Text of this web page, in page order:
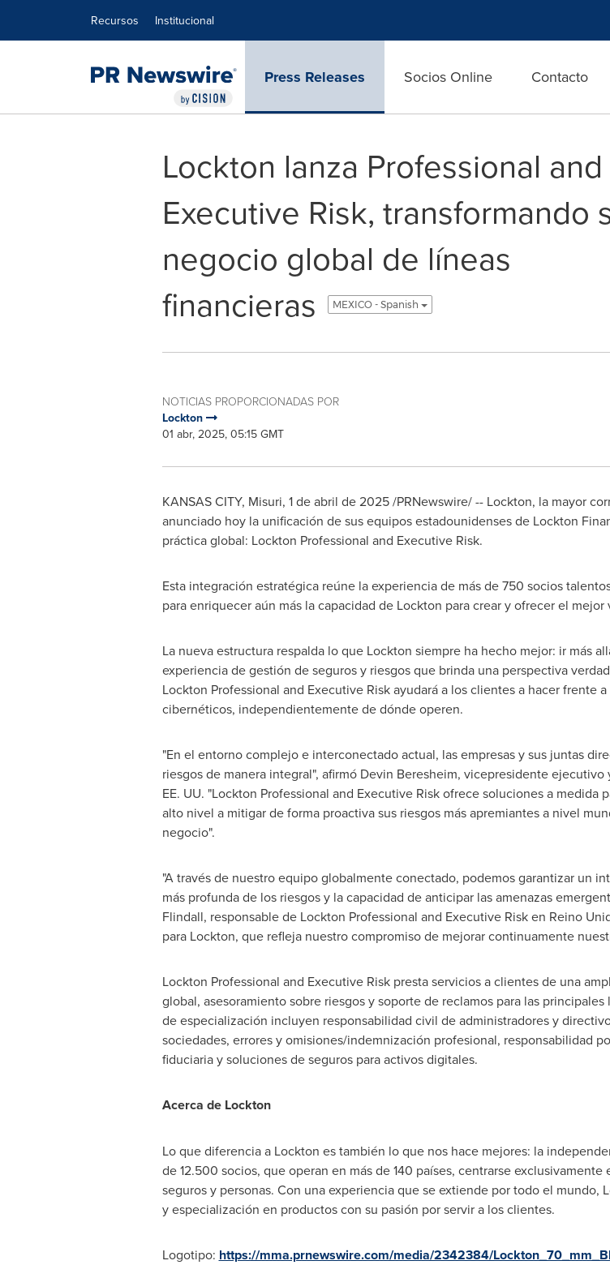
Recursos Institucional
Press Releases Socios Online Contacto
Lockton lanza Professional and
Executive Risk, transformando
negocio global de líneas
financieras
MEXICO - Spanish
NOTICIAS PROPORCIONADAS POR
Lockton
01 abr, 2025, 05:15 GMT
KANSAS CITY, Misuri, 1 de abril de 2025/PRNewswire/ -- Lockton, la mayor
anunciado hoy la unificación de sus equipos estadounidenses de Lockton
práctica global: Lockton Professional and Executive Risk.
Esta integración estratégica reúne la experiencia de más de 750 socios
para enriquecer aún más la capacidad de Lockton para crear y ofrecer el
La nueva estructura respalda lo que Lockton siempre ha hecho mejor: ir más
experiencia de gestión de seguros y riesgos que brinda una perspectiva
Lockton Professional and Executive Risk ayudará a los clientes a hacer frente
cibernéticos, independientemente de dónde operen.
"En el entorno complejo e interconectado actual, las empresas y sus juntas
riesgos de manera integral", afirmó Devin Beresheim, vicepresidente ejecutivo
EE. UU. "Lockton Professional and Executive Risk ofrece soluciones a medida
alto nivel a mitigar de forma proactiva sus riesgos más apremiantes a nivel
negocio".
"A través de nuestro equipo globalmente conectado, podemos garantizar un
más profunda de los riesgos y la capacidad de anticipar las amenazas
Flindall, responsable de Lockton Professional and Executive Risk en Reino
para Lockton, que refleja nuestro compromiso de mejorar continuamente
Lockton Professional and Executive Risk presta servicios a clientes de una
global, asesoramiento sobre riesgos y soporte de reclamos para las
de especialización incluyen responsabilidad civil de administradores y
sociedades, errores y omisiones/indemnización profesional, responsabilidad
fiduciaria y soluciones de seguros para activos digitales.
Acerca de Lockton
Lo que diferencia a Lockton es también lo que nos hace mejores: la
de 12.500 socios, que operan en más de 140 países, centrarse
seguros y personas. Con una experiencia que se extiende por todo el
y especialización en productos con su pasión por servir a los clientes.
Logotipo: https://mma.prnewswire.com/media/2342384/